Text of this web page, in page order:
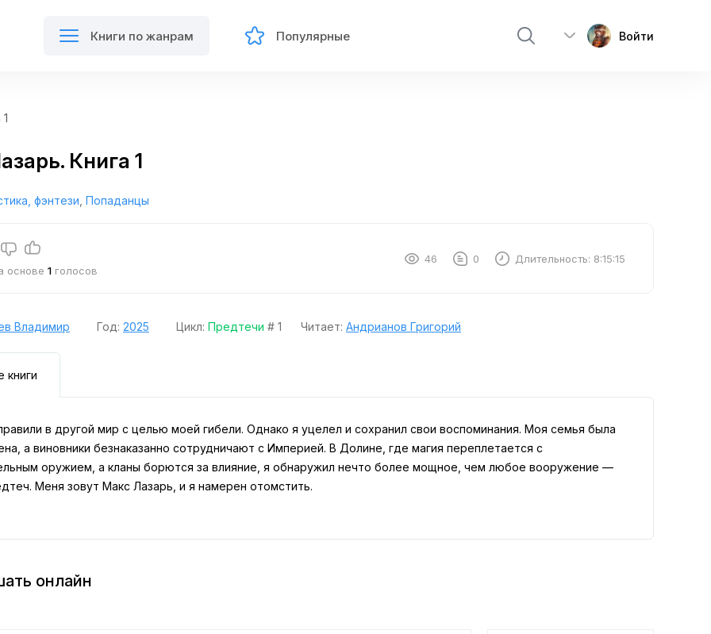
Книги по жанрам Популярные Войти
Книга 1
фэнтези Попаданцы
основе 1 голосов
46 0 Длительность: 8:15:15
Владимир Год: 2025 Цикл: Предтечи # 1 Читает: Андрианов Григорий
книги
в другой мир с целью моей гибели. Однако я уцелел и сохранил свои воспоминания. Моя семья была
а виновники безнаказанно сотрудничают с Империей. В Долине, где магия переплетается с
оружием, а кланы борются за влияние, я обнаружил нечто более мощное, чем любое вооружение —
Меня зовут Макс Лазарь, и я намерен отомстить.
онлайн